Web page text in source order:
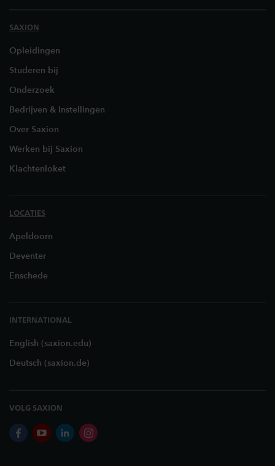
SAXION
Opleidingen
Studeren bij
Onderzoek
Bedrijven & Instellingen
Over Saxion
Werken bij Saxion
Klachtenloket
LOCATIES
Apeldoorn
Deventer
Enschede
INTERNATIONAL
English (saxion.edu)
Deutsch (saxion.de)
VOLG SAXION
facebookyoutubelinkedininstagram